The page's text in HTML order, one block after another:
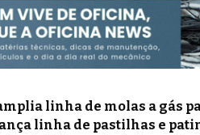
linha de molas a gás
linha de pastilhas e